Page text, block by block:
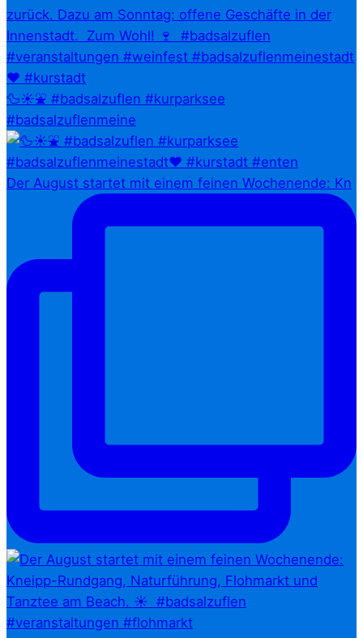
🦆☀️⛲ #badsalzuflen #kurparksee
#badsalzuflenmeine
Der August startet mit einem feinen Wochenende: Kn